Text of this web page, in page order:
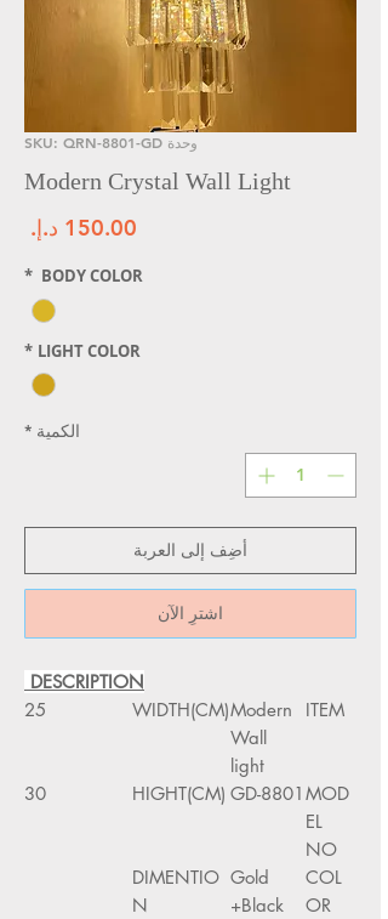
وحدة SKU: QRN-8801-GD
Modern Crystal Wall Light
BODY COLOR
*
LIGHT COLOR
*
الكمية *
أضِف إلى العربة
اشترِ الآن
DESCRIPTION
ITEM
Modern
Wall
light
WIDTH(CM)
25
MOD
EL
NO
8801-GD
HIGHT(CM)
30
COL
OR
Gold
+Black
DIMENTIO
N